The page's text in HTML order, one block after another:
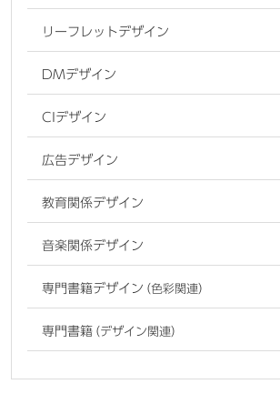
リーフレットデザイン
DMデザイン
CIデザイン
広告デザイン
教育関係デザイン
音楽関係デザイン
専門書籍デザイン（色彩関連）
専門書籍（デザイン関連）